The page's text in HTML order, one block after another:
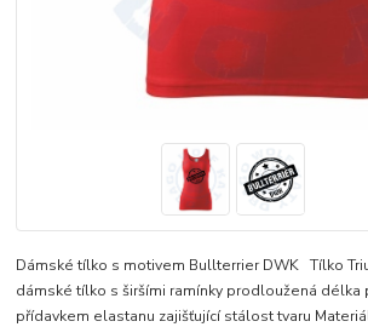
Dámské tílko s motivem Bullterrier DWK Tílko
dámské tílko s širšími ramínky prodloužená délka
přídavkem elastanu zajišťující stálost tvaru